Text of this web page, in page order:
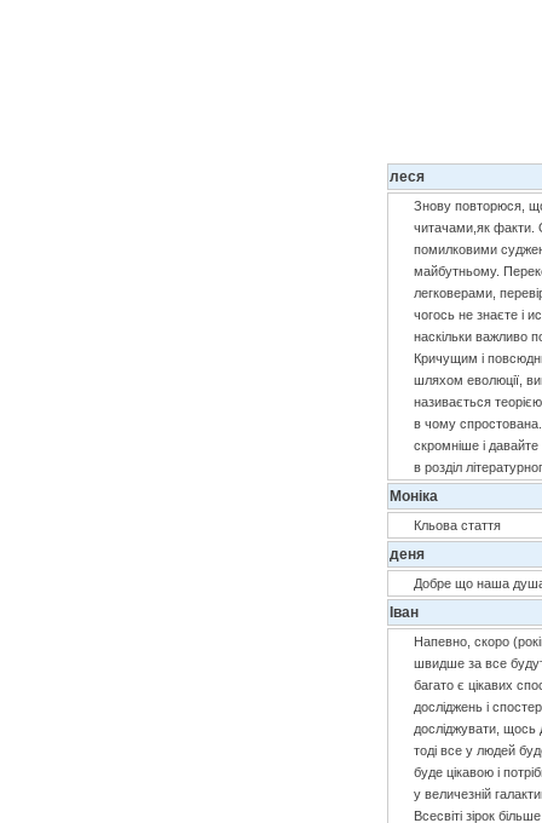
леся
Знову повторюся,
читачами,як факти.
помилковими
майбутньому.
легковерами,
чогось не знаєте і
наскільки важливо
Кричущим і
шляхом еволюції,
називається
в чому
скромніше і
в розділ
Моніка
Кльова стаття
деня
Добре що наша душа
Іван
Напевно, скоро
швидше за все
багато є цікавих
досліджень і
досліджувати, щось
тоді все у людей
буде цікавою і
у величезній
Всесвіті зірок